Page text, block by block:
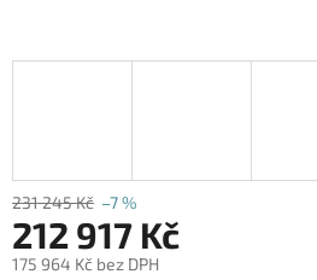
231 245 Kč –7 %
212 917 Kč
175 964 Kč bez DPH